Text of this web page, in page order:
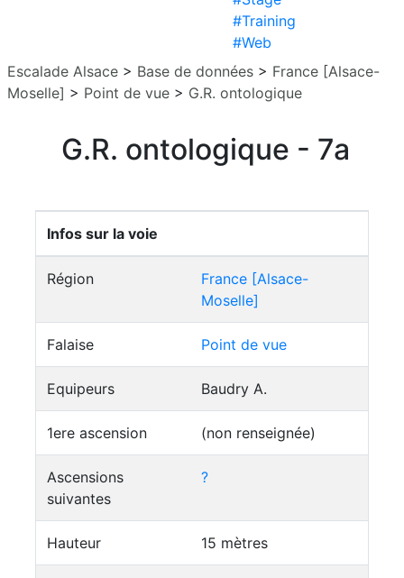
#Training
#Web
Escalade Alsace > Base de données > France [Alsace-
Moselle] > Point de vue > G.R. ontologique
G.R. ontologique - 7a
Infos sur la voie
Région
France [Alsace-
Moselle]
Falaise Point de vue
Equipeurs Baudry A.
1ere ascension (non renseignée)
Ascensions
suivantes
?
Hauteur 15 mètres